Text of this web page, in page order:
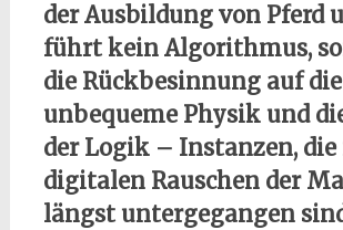
der Ausbildung von Pferd
führt kein Algorithmus,
die Rückbesinnung auf die
unbequeme Physik und
der Logik – Instanzen,
digitalen Rauschen der
längst untergegangen